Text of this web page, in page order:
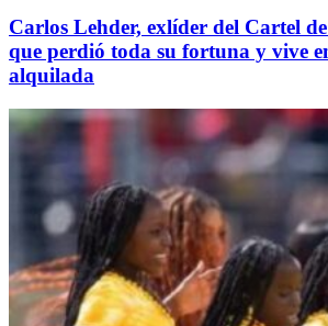
Carlos Lehder, exlíder del Cartel
que perdió toda su fortuna y vive
alquilada